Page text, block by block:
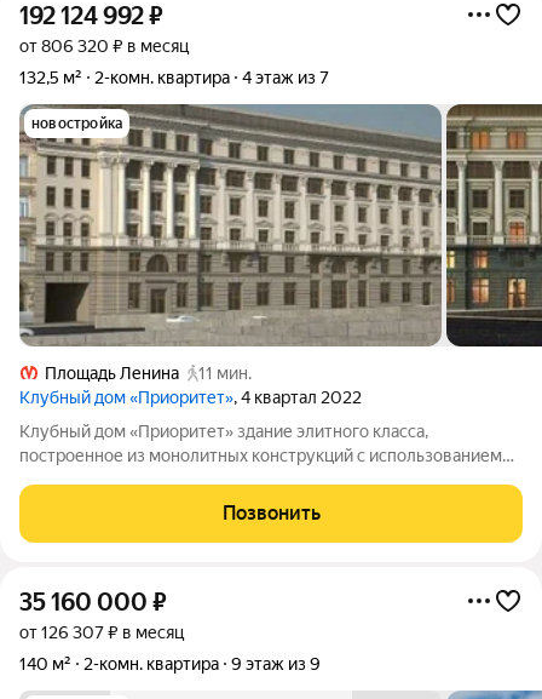
192 124 992₽
от 806 320 ₽ в месяц
132,5 м²
2-комн. квартира 4 этаж из 7
новостройка
Площадь Ленина
11 мин.
Клубный дом «Приоритет», 4 квартал 2022
Клубный дом «Приоритет» здание элитного класса,
построенное из монолитных конструкций с использованием
этажей и 2 подземных уровня, всего один корпус и 40 квартир.
Отделка в квартирах пока
Позвонить
35 160 000 ₽
от 126 307 ₽ в месяц
140 м²
2-комн. квартира 9 этаж из 9